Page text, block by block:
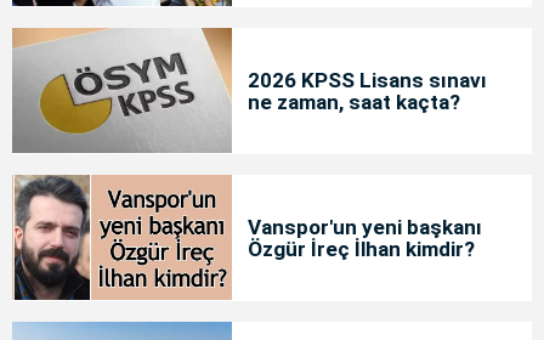
2026 KPSS Lisans sınavı
ne zaman, saat kaçta?
Vanspor'un yeni başkanı
Özgür İreç İlhan kimdir?